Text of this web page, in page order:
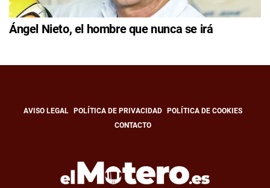
Ángel Nieto, el hombre que nunca se irá
AVISO LEGAL POLÍTICA DE PRIVACIDAD
POLÍTICA DE COOKIES
CONTACTO